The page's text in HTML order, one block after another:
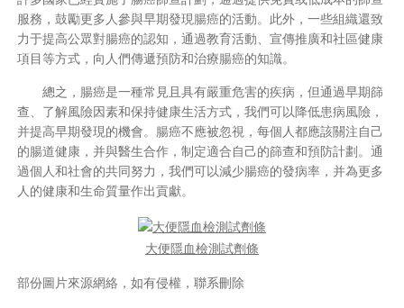
服務，鼓勵更多人參與早期發現腸癌的活動。此外，一些組織還致
力于提高公眾對腸癌的認知，通過教育活動、宣傳推廣和社區健康
項目等方式，向人們傳遞預防和治療腸癌的知識。
總之，腸癌是一種常見且具有嚴重危害的疾病，但通過早期篩
查、了解風險因素和保持健康生活方式，我們可以降低患病風險，
并提高早期發現的機會。腸癌不應被忽視，每個人都應該關注自己
的腸道健康，并與醫生合作，制定適合自己的篩查和預防計劃。通
過個人和社會的共同努力，我們可以減少腸癌的發病率，并為更多
人的健康和生命質量作出貢獻。
大便隱血檢測試劑條
部份圖片來源網絡，如有侵權，聯系刪除